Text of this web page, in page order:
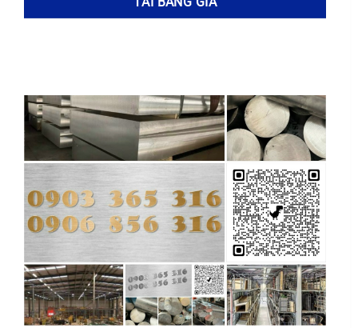
hoạt động bền bỉ trong môi trường khắc
trang trí. Tính thẩm mỹ và độ bền củađồng
CZ120 góp phần nâng cao chất lượng công
trình.
Hàng không vũ trụ
đòi hỏi vật liệu có độ bền
cao và khả năng chịu nhiệt tốt, vàđồng CZ120
đáp ứng được những yêu cầu này. Các bộ phận
quan trọng trong động cơ và hệ thống điều
khiển sử dụngđồng CZ120để đảm bảo an toàn
và hiệu suất.
Ngànhô tôsử dụngđồng CZ120cho các chi